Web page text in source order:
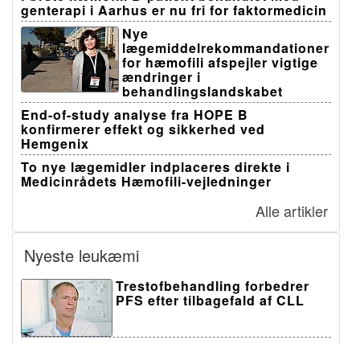
genterapi i Aarhus er nu fri for faktormedicin
Nye
lægemiddelrekommandationer
for hæmofili afspejler vigtige
ændringer i
behandlingslandskabet
End-of-study analyse fra HOPE B
konfirmerer effekt og sikkerhed ved
Hemgenix
To nye lægemidler indplaceres direkte i
Medicinrådets Hæmofili-vejledninger
Alle artikler
Nyeste leukæmi
Trestofbehandling forbedrer
PFS efter tilbagefald af CLL